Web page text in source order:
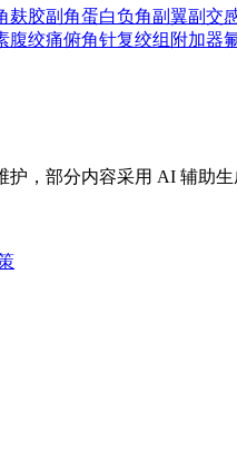
麸胶副角蛋白负角副翼副交
腹绞痛俯角针复绞组 附加器
，部分内容采用 AI 辅助